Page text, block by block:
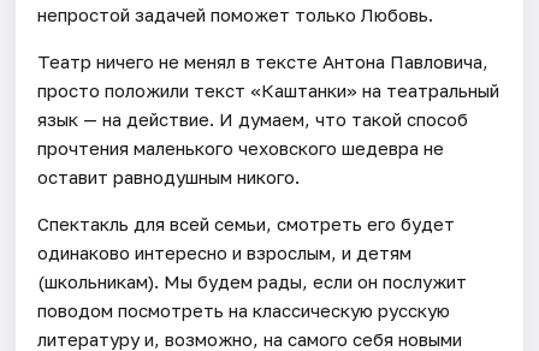
непростой задачей поможет только Любовь.
Театр ничего не менял в тексте Антона Павловича,
просто положили текст «Каштанки» на театральный
язык — на действие. И думаем, что такой способ
прочтения маленького чеховского шедевра не
оставит равнодушным никого.
Спектакль для всей семьи, смотреть его будет
одинаково интересно и взрослым, и детям
(школьникам). Мы будем рады, если он послужит
поводом посмотреть на классическую русскую
литературу и, возможно, на самого себя новыми